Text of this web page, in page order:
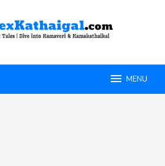
MENU